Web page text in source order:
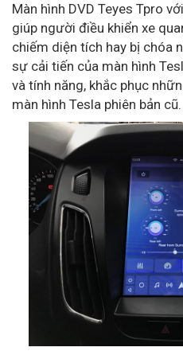
Màn hình DVD Teyes Tpro
giúp người điều khiển xe
chiếm diện tích hay bị chóa
sự cải tiến của màn hình
và tính năng, khắc phục
màn hình Tesla phiên bản cũ.